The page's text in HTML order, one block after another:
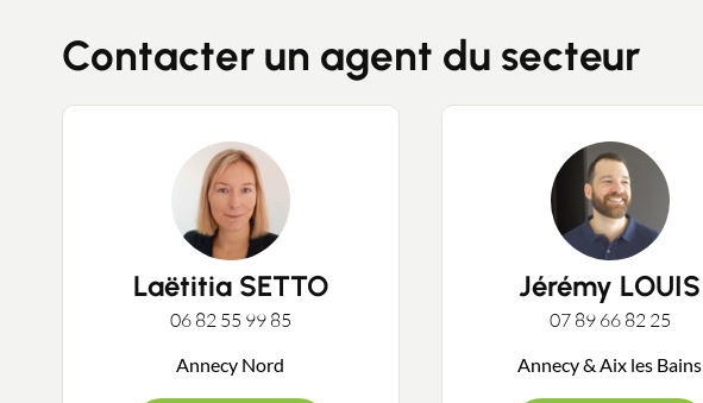
Contacter un agent du secteur
Laëtitia SETTO
06 82 55 99 85
Annecy Nord
Jérémy LOUIS
07 89 66 82 25
Annecy & Aix les Bains